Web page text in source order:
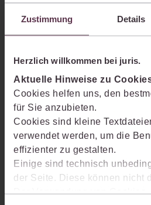
Zustimmung Details
Herzlich willkommen bei juris.
Aktuelle Hinweise zu
Cookies helfen uns, den
für Sie anzubieten.
Cookies sind kleine
verwendet werden, um die
effizienter zu gestalten.
Einige sind technisch
der Seite. Diese können nicht
Der Verwendung von
Sie kennen juris
Praxiswissensmanagement der
Arbeitsprozesse einfacher und